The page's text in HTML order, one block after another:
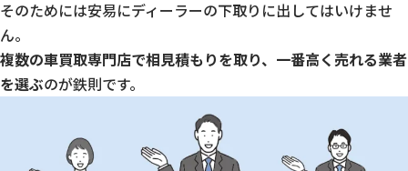
そのためには安易にディーラーの下取りに出してはいけませ
ん。
複数の車買取専門店で相見積もりを取り、一番高く売れる業者
を選ぶのが鉄則です。